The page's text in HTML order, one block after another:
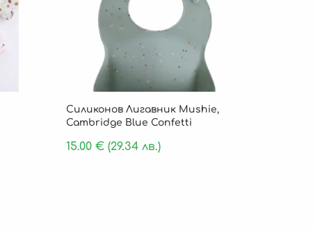
Силиконов Лигавник Mushie,
Cambridge Blue Confetti
15.00€ (29.34 лв.)